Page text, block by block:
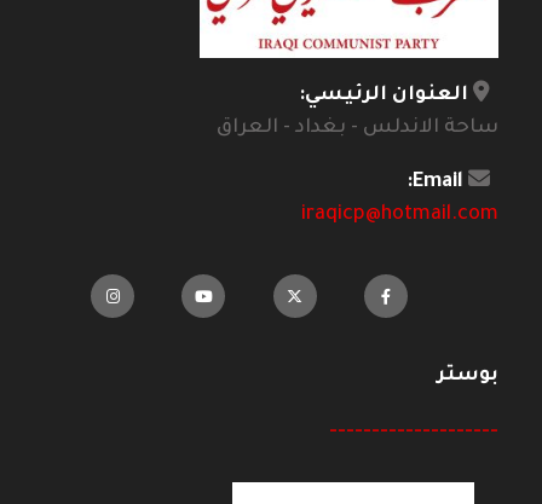
العنوان الرئيسي:
ساحة الاندلس - بغداد - العراق
Email:
iraqicp@hotmail.com
بوستر
--------------------